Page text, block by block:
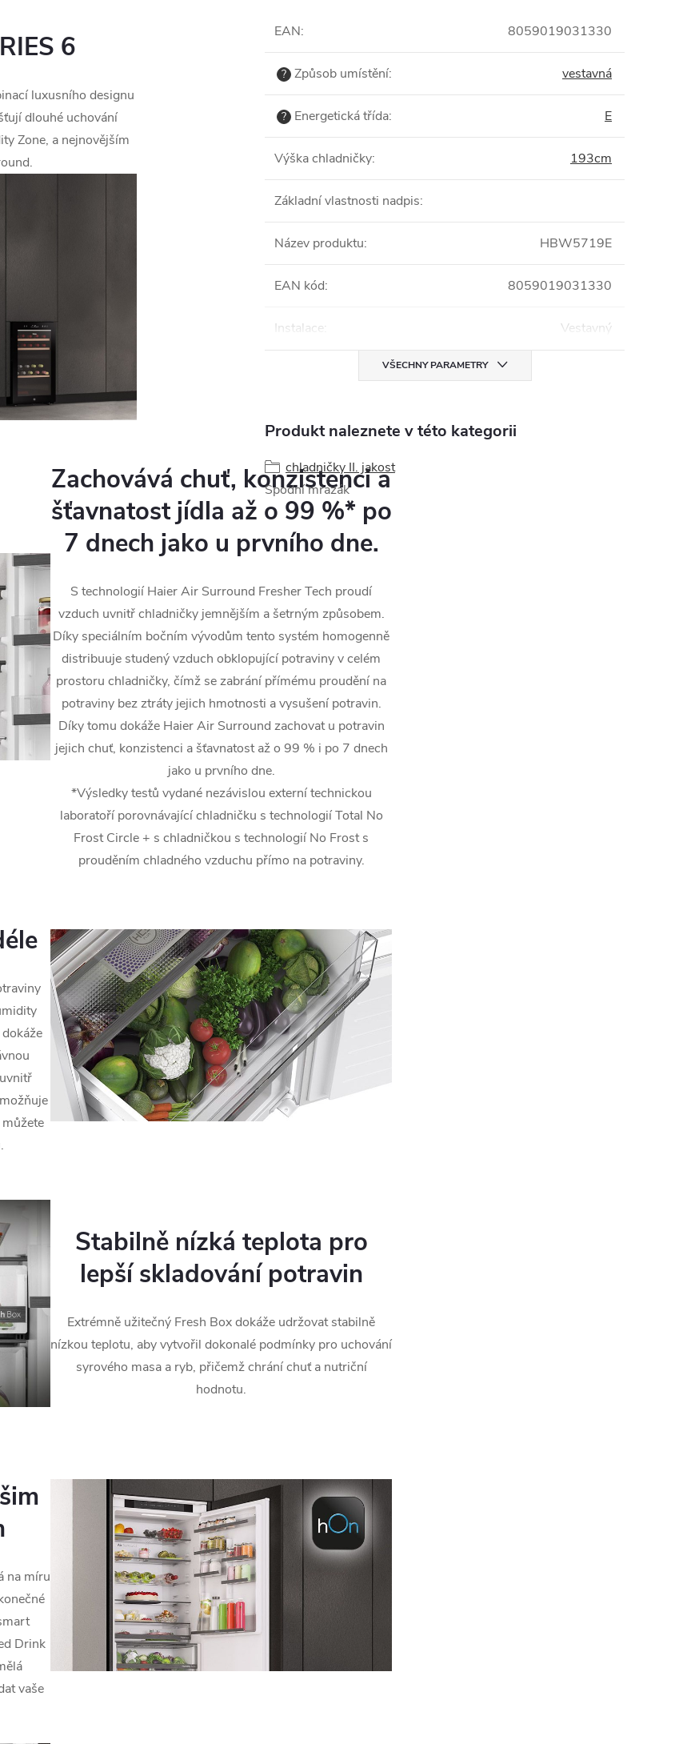
6
luxusního designu
dlouhé uchování
Zone, a nejnovějším
Zachovává chuť, konzistenci a
šťavnatost jídla až o 99 %* po
7 dnech jako u prvního dne.
S technologií Haier Air Surround Fresher Tech proudí
vzduch uvnitř chladničky jemnějším a šetrným způsobem.
Díky speciálním bočním vývodům tento systém homogenně
distribuuje studený vzduch obklopující potraviny v celém
prostoru chladničky, čímž se zabrání přímému proudění na
potraviny bez ztráty jejich hmotnosti a vysušení potravin.
Díky tomu dokáže Haier Air Surround zachovat u potravin
jejich chuť, konzistenci a šťavnatost až o 99 % i po 7 dnech
jako u prvního dne.
*Výsledky testů vydané nezávislou externí technickou
laboratoří porovnávající chladničku s technologií Total No
Frost Circle + s chladničkou s technologií No Frost s
prouděním chladného vzduchu přímo na potraviny.
Stabilně nízká teplota pro
lepší skladování potravin
Extrémně užitečný Fresh Box dokáže udržovat stabilně
nízkou teplotu, aby vytvořil dokonalé podmínky pro uchování
syrového masa a ryb, přičemž chrání chuť a nutriční
hodnotu.
na míru
Drink
vaše
EAN: 8059019031330
? Způsob umístění: vestavná
? Energetická třída: E
Výška chladničky: 193cm
Základní vlastnosti nadpis:
Název produktu: HBW5719E
EAN kód: 8059019031330
Instalace: Vestavný
VŠECHNY PARAMETRY
Produkt naleznete v této kategorii
chladničky II. jakost
Spodní mrazák